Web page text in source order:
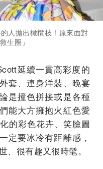
人拋出橄欖枝！原來面對
生圈」
延續一貫高彩度的
套、連身洋裝、晚宴
是撞色拼接或是各種
能大方擁抱火紅色愛
的彩色花卉、笑臉圖
定要冰冷有距離感，
很有趣又很時髦。